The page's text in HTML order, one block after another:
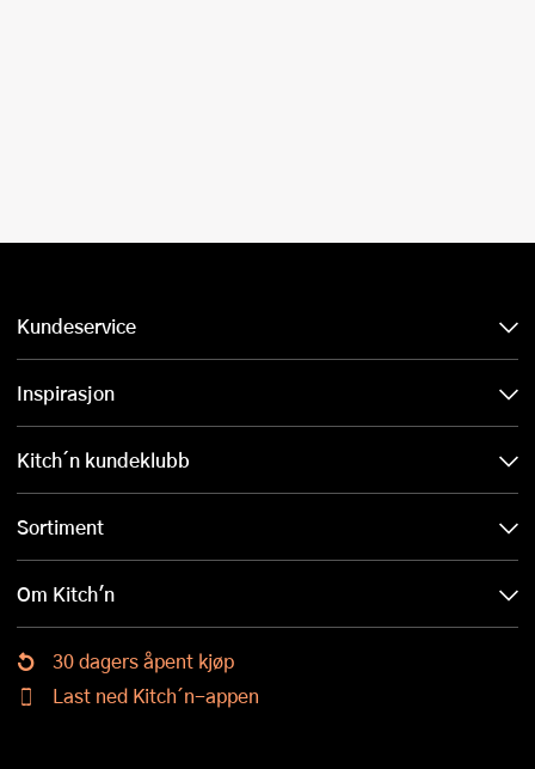
Kundeservice
Inspirasjon
Kitch´n kundeklubb
Sortiment
Om Kitch'n
30 dagers åpent kjøp
Last ned Kitch´n-appen